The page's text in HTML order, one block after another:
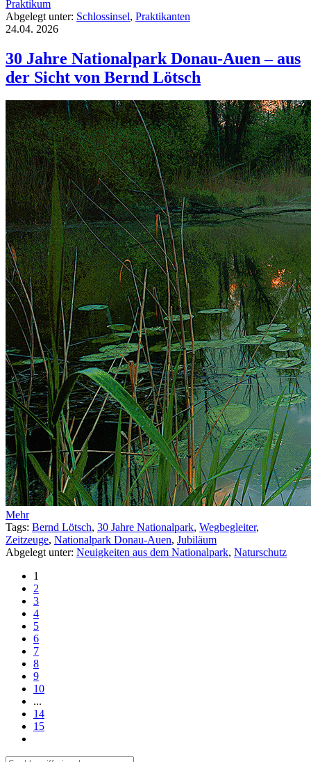
Praktikum
Abgelegt unter: Schlossinsel, Praktikanten
24.04. 2026
30 Jahre Nationalpark Donau-Auen – aus
der Sicht von Bernd Lötsch
Mehr
Tags: Bernd Lötsch, 30 Jahre Nationalpark, Wegbegleiter,
Zeitzeuge, Nationalpark Donau-Auen, Jubiläum
Abgelegt unter: Neuigkeiten aus dem Nationalpark, Naturschutz
1
2
3
4
5
6
7
8
9
10
...
14
15